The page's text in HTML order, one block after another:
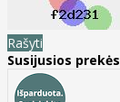
Rašyti
Susijusios prekės